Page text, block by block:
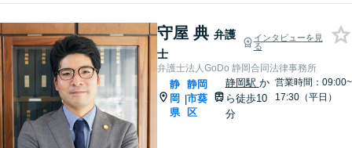
守屋 典 弁護
士
インタビューを見
る
弁護士法人GoDo 静岡合同法律事務所
静
岡
県
|
静岡
市葵
区
静岡駅 か
ら徒歩10
分
営業時間：09:00~
17:30（平日）